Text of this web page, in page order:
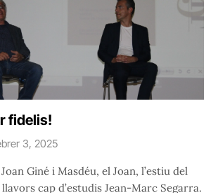
fidelis!
3, 2025
Giné i Masdéu, el Joan, l’estiu del
llavors cap d’estudis Jean-Marc Segarra.